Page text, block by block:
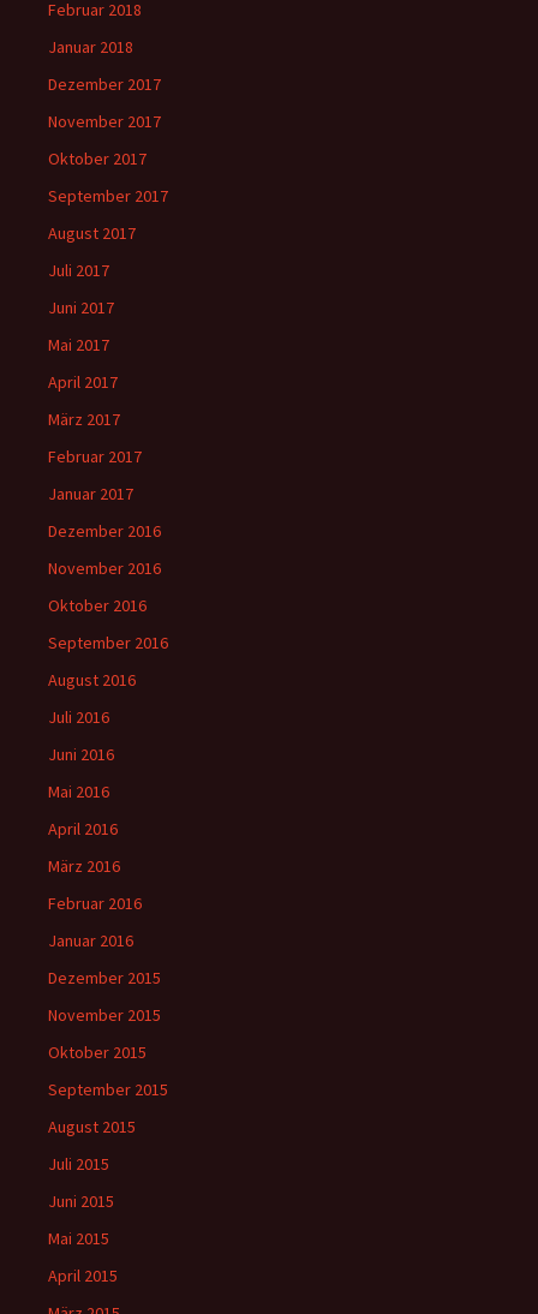
Februar 2018
Januar 2018
Dezember 2017
November 2017
Oktober 2017
September 2017
August 2017
Juli 2017
Juni 2017
Mai 2017
April 2017
März 2017
Februar 2017
Januar 2017
Dezember 2016
November 2016
Oktober 2016
September 2016
August 2016
Juli 2016
Juni 2016
Mai 2016
April 2016
März 2016
Februar 2016
Januar 2016
Dezember 2015
November 2015
Oktober 2015
September 2015
August 2015
Juli 2015
Juni 2015
Mai 2015
April 2015